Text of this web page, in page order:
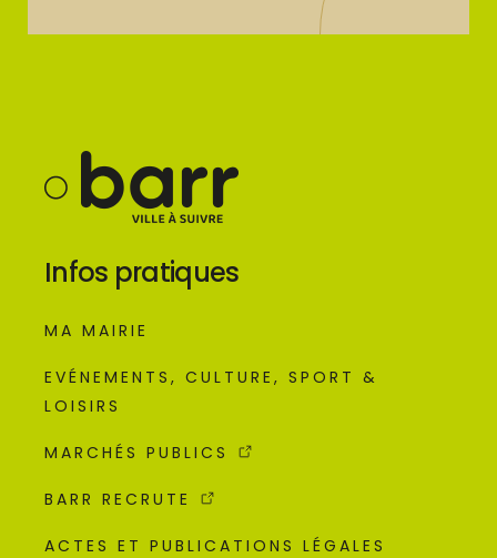
Infos pratiques
MA MAIRIE
EVÉNEMENTS, CULTURE, SPORT &
LOISIRS
MARCHÉS PUBLICS
BARR RECRUTE
ACTES ET PUBLICATIONS LÉGALES